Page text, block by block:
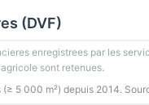
(DVF)
enregistrees par les
sont retenues.
5 000 m²) depuis 2014.